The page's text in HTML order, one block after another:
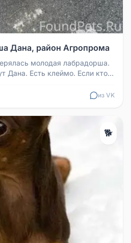
Дана, район Агропрома
молодая лабрадорша.
Дана. Есть клеймо. Если кто-
из VK
🐕